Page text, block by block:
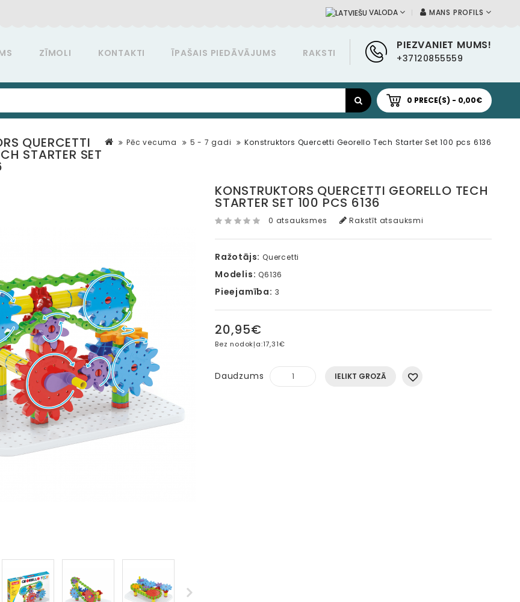
MANS PROFILS
VALODA
PIEZVANIET MUMS!
+37120855559
ZĪMOLI KONTAKTI ĪPAŠAIS PIEDĀVĀJUMS RAKSTI
0 PRECE(S) - 0,00€
Pēc vecuma 5 - 7 gadi Konstruktors Quercetti Georello Tech Starter Set 100 pcs 6136
QUERCETTI
STARTER SET
KONSTRUKTORS QUERCETTI GEORELLO TECH
STARTER SET 100 PCS 6136
0 atsauksmes Rakstīt atsauksmi
Ražotājs: Quercetti
Modelis: Q6136
Pieejamība: 3
20,95€
Bez nodokļa:17,31€
Daudzums IELIKT GROZĀ